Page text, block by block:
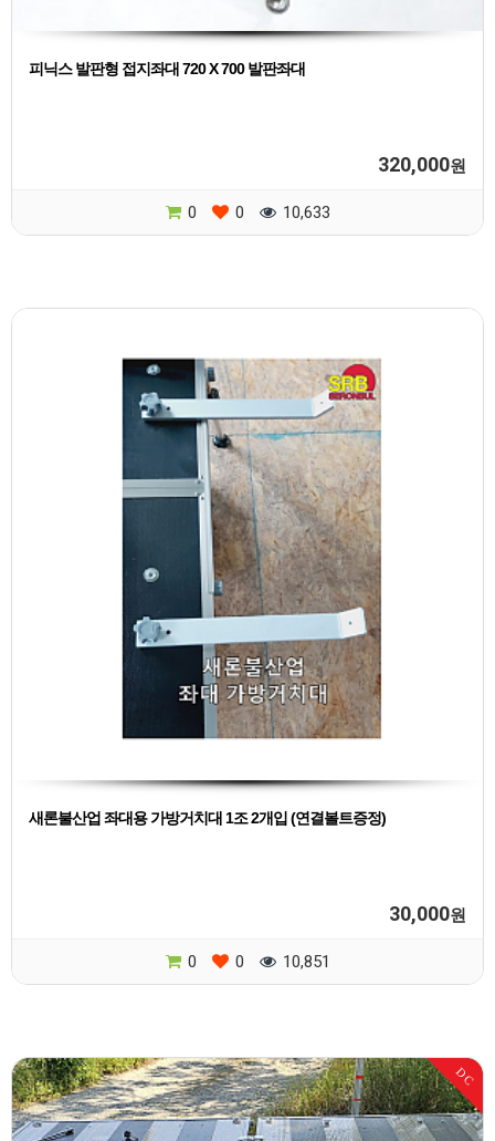
피닉스 발판형 접지좌대 720 X 700 발판좌대
320,000원
0 0 10,633
새론불산업 좌대용 가방거치대 1조 2개입 (연결볼트증정)
30,000원
0 0 10,851
DC